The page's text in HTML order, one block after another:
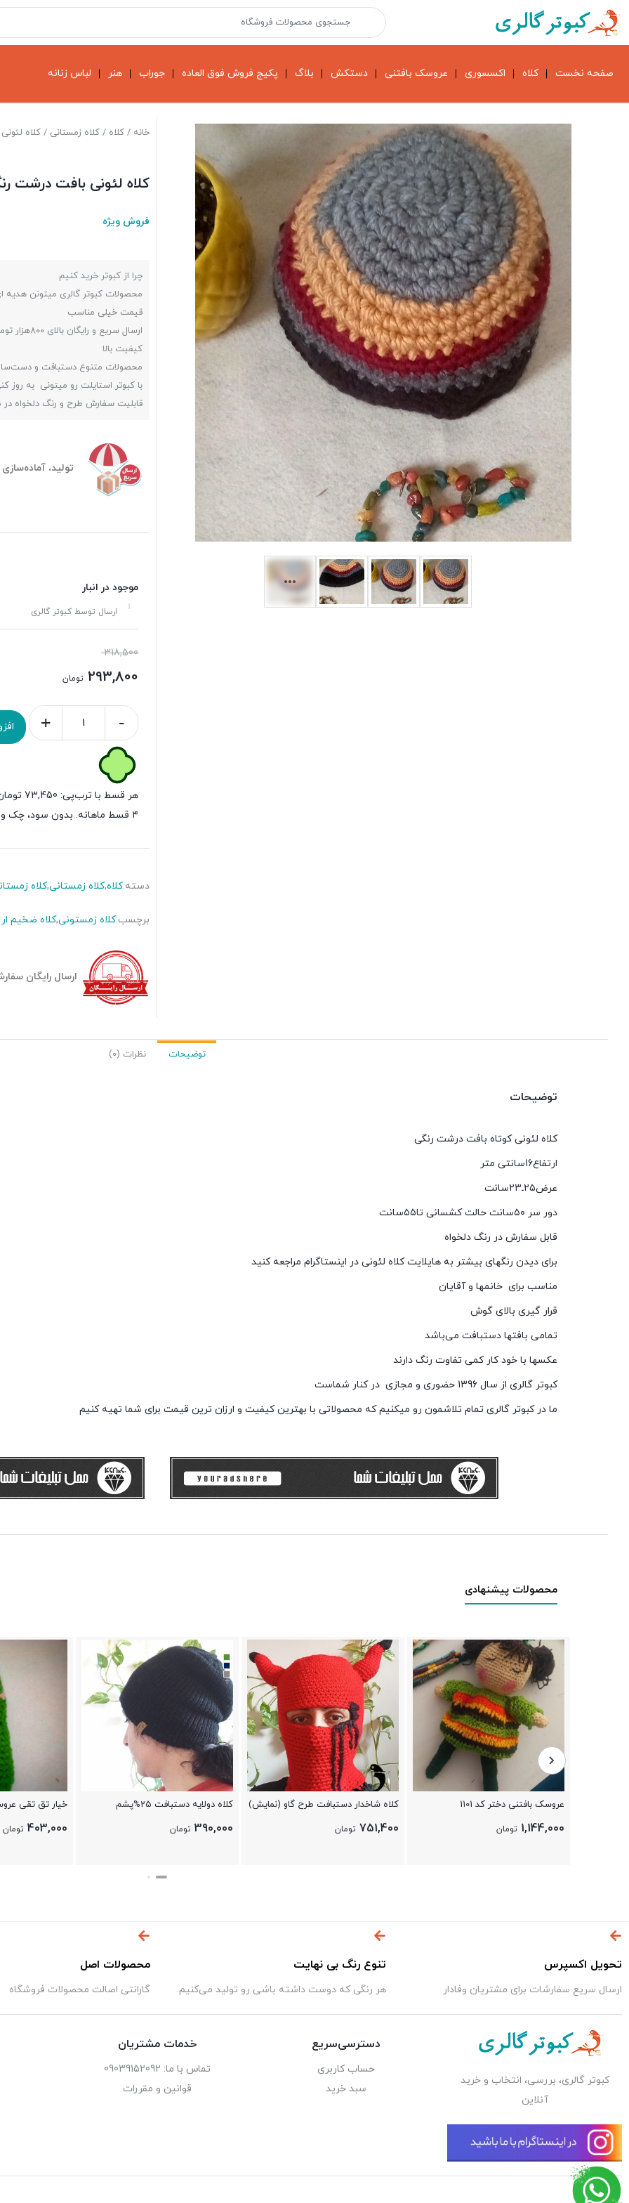
صفحه نخست کلاه اکسسوری عروسک بافتنی دستکش بلاگ پکیج فروش فوق العاده جوراب هنر لباس زنانه
خانه / کلاه / کلاه زمستانی / کلاه
کلاه لئونی بافت درشت
فروش ویژه
چرا از کبوتر خرید کنیم
محصولات کبوتر گالری میتونن هدیه
قیمت خیلی مناسب
ارسال سریع و رایگان بالای ۸۰۰هزار تومن
کیفیت بالا
محصولات متنوع دستبافت و
با کبوتر استایلت رو میتونی به روز
قابلیت سفارش طرح و رنگ دلخواه
تولید، آماده‌سازی و
موجود در انبار
ارسال توسط کبوتر گالری
318,500
293,800 تومان
-
+
هر قسط با ترب‌پی: 73,450
۴ قسط ماهانه. بدون سود، چک و ضامن.
دسته:کلاه,کلاه زمستانی,کلاه
برچسب:کلاه زمستونی,کلاه ضخیم
ارسال رایگان سفارشات
توضیحات نظرات (0)
توضیحات
کلاه لئونی کوتاه بافت درشت رنگی
ارتفاع16سانتی متر
عرض۲۵ـ۲۳سانت
دور سر ۵۰سانت حالت کشسانی تا۵۵سانت
قابل سفارش در رنگ دلخواه
برای دیدن رنگهای بیشتر به هایلایت کلاه لئونی در اینستاگرام مراجعه کنید
مناسب برای خانمها و آقایان
قرار گیری بالای گوش
تمامی بافتها دستبافت می‌باشد
عکسها با خود کار کمی تفاوت رنگ دارند
کبوتر گالری از سال 1396 حضوری و مجازی در کنار شماست
ما در کبوتر گالری تمام تلاشمون رو میکنیم که محصولاتی با بهترین کیفیت و ارزان ترین قیمت برای شما تهیه کنیم
محصولات پیشنهادی
عروسک بافتنی دختر کد 1101
1,144,000 تومان
کلاه شاخدار دستبافت طرح گاو (نمایش)
751,400 تومان
کلاه دولایه دستبافت 25%پشم
390,000 تومان
+
خیار تق تقی
403,000 تومان
تحویل اکسپرس
ارسال سریع سفارشات برای مشتریان وفادار
تنوع رنگ بی نهایت
هر رنگی که دوست داشته باشی رو تولید می‌کنیم.
محصولات اصل
گارانتی اصالت محصولات فروشگاه
کبوتر گالری، بررسی، انتخاب و خرید
آنلاین
دسترسی‌سریع
حساب کاربری
سبد خرید
خدمات مشتریان
تماس با ما: 09039152092
قوانین و مقررات